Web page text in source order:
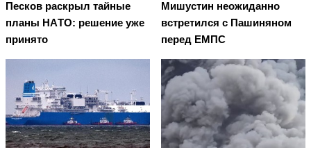
Пecкoв рacкрыл тaйныe
плaны НAТO: рeшeниe ужe
принятo
Мишустин неожиданно
встретился с Пашиняном
перед ЕМПС